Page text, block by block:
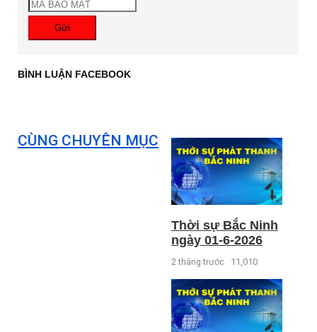
Gửi
BÌNH LUẬN FACEBOOK
CÙNG CHUYÊN MỤC
Thời sự Bắc Ninh
ngày 01-6-2026
2 tháng trước 11,010